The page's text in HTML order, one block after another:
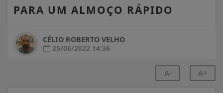
PARA UM ALMOÇO RÁPIDO
CÉLIO ROBERTO VELHO
25/06/2022 14:36
A- A+